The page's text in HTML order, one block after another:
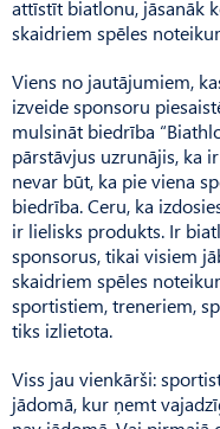
attīstīt biatlonu, jāsanāk
skaidriem spēles
Viens no jautājumiem,
izveide sponsoru
mulsināt biedrība
pārstāvjus uzrunājis, ka
nevar būt, ka pie viena
biedrība. Ceru, ka
ir lielisks produkts. Ir
sponsorus, tikai visiem
skaidriem spēles
sportistiem, treneriem,
tiks izlietota.
Viss jau vienkārši:
jādomā, kur ņemt